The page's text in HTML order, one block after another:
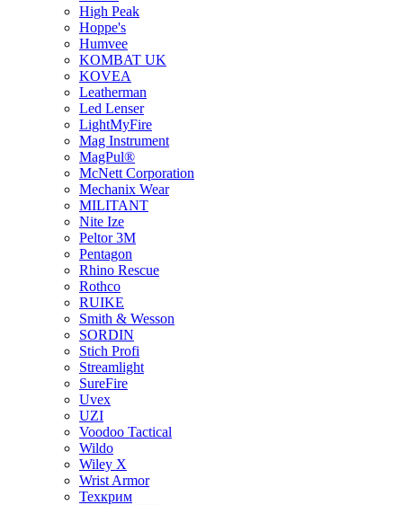
High Peak
Hoppe's
Humvee
KOMBAT UK
KOVEA
Leatherman
Led Lenser
LightMyFire
Mag Instrument
MagPul®
McNett Corporation
Mechanix Wear
MILITANT
Nite Ize
Peltor 3M
Pentagon
Rhino Rescue
Rothco
RUIKE
Smith & Wesson
SORDIN
Stich Profi
Streamlight
SureFire
Uvex
UZI
Voodoo Tactical
Wildo
Wiley X
Wrist Armor
Техкрим